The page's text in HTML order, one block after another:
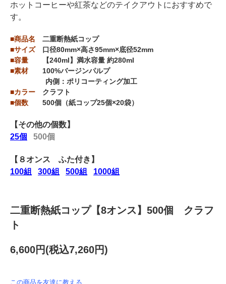
ホットコーヒーや紅茶などのテイクアウトにおすすめで
す。
■商品名 二重断熱紙コップ
■サイズ口径80mm×高さ95mm×底径52mm
■容量 【240ml】満水容量 約280ml
■素材100%バージンパルプ
内側：ポリコーティング加工
■カラー クラフト
■個数 500個（紙コップ25個×20袋）
【その他の個数】
25個
500個
【８オンス ふた付き】
100組
300組 500組 1000組
二重断熱紙コップ【8オンス】500個 クラフ
ト
6,600円(税込7,260円)
この商品を友達に教える